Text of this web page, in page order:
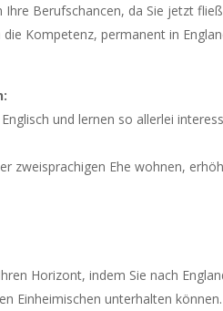
Ihre Berufschancen, da Sie jetzt
die Kompetenz, permanent in
und lernen so allerlei
zweisprachigen Ehe wohnen,
Horizont, indem Sie nach
Einheimischen unterhalten können.